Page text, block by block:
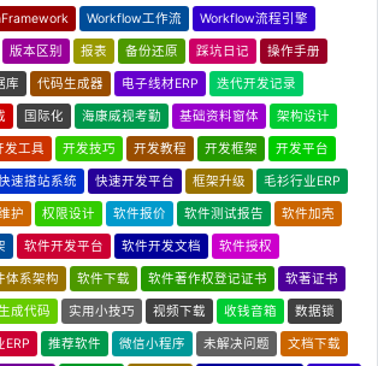
Workflow工作流 Workflow流程引擎
版本区别 报表 备份还原 踩坑日记 操作手册
库 代码生成器 电子线材ERP 迭代开发记录
国际化 海康威视考勤 基础资料窗体 架构设计
发工具 开发技巧 开发教程 开发框架 开发平台
速搭站系统 快速开发平台 框架升级 毛衫行业ERP
护 权限设计 软件报价 软件测试报告 软件加壳
软件开发平台 软件开发文档 软件授权
体系架构 软件下载 软件著作权登记证书 软著证书
成代码 实用小技巧 视频下载 收钱音箱 数据锁
ERP 推荐软件 微信小程序 未解决问题 文档下载